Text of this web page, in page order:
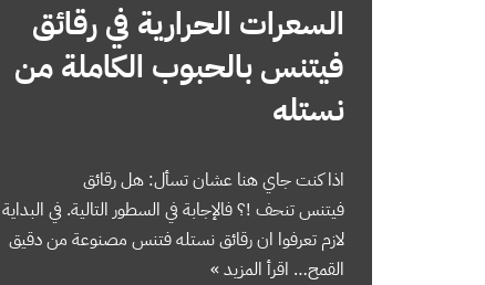
السعرات الحرارية في رقائق
فيتنس بالحبوب الكاملة من
نستله
اذا كنت جاي هنا عشان تسأل: هل رقائق
فيتنس تنحف !؟ فالإجابة في السطور التالية. في البداية
لازم تعرفوا ان رقائق نستله فتنس مصنوعة من دقيق
القمح… اقرأ المزيد »